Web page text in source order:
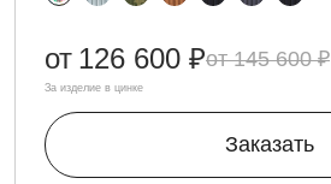
145 600 ₽
от 126 600 ₽
За изделие в цинке
Заказать